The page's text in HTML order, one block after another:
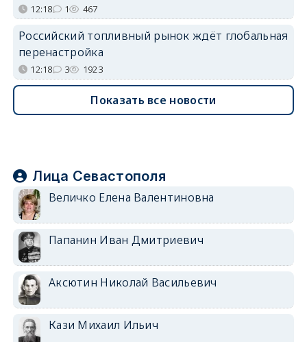
12:18 1 467
Российский топливный рынок ждёт глобальная
перенастройка
12:18 3 1923
Показать все новости
Лица Севастополя
Величко Елена Валентиновна
Папанин Иван Дмитриевич
Аксютин Николай Васильевич
Кази Михаил Ильич